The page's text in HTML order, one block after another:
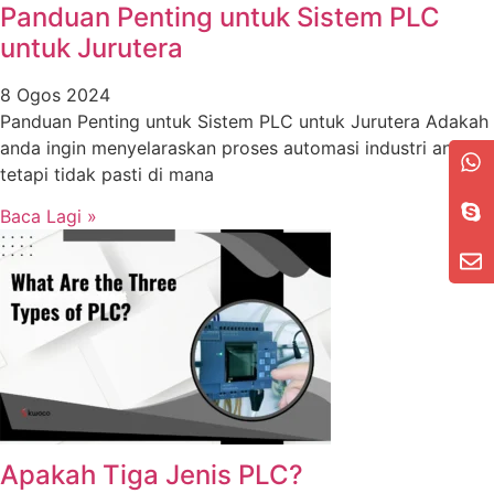
Panduan Penting untuk Sistem PLC
untuk Jurutera
8 Ogos 2024
Panduan Penting untuk Sistem PLC untuk Jurutera Adakah
anda ingin menyelaraskan proses automasi industri anda
tetapi tidak pasti di mana
Baca Lagi »
Apakah Tiga Jenis PLC?